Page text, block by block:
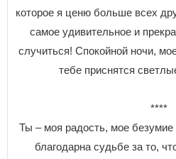
которое я ценю больше всех
самое удивительное и
случиться! Спокойной ночи,
тебе приснятся
****
Ты – моя радость, мое безумие
благодарна судьбе за то,